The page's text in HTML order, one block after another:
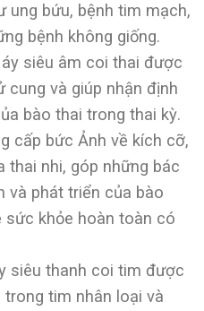
ung bứu, bệnh tim mạch,
bệnh không giống.
siêu âm coi thai được
cung và giúp nhận định
bào thai trong thai kỳ.
cấp bức Ảnh về kích cỡ,
thai nhi, góp những bác
và phát triển của bào
sức khỏe hoàn toàn có
siêu thanh coi tim được
tim nhân loại và